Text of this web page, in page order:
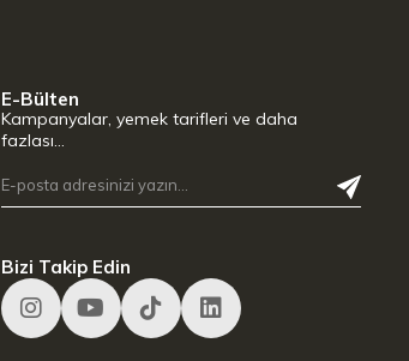
E-Bülten
Kampanyalar, yemek tarifleri ve daha
fazlası…
Bizi Takip Edin